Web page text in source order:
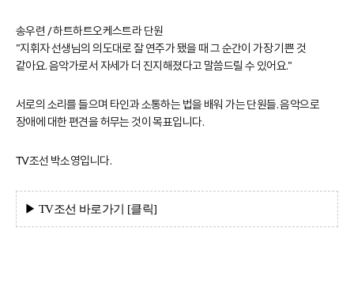
송우련 / 하트하트오케스트라 단원
"지휘자 선생님의 의도대로 잘 연주가 됐을 때 그 순간이 가장 기쁜 것
같아요. 음악가로서 자세가 더 진지해졌다고 말씀드릴 수 있어요."
서로의 소리를 들으며 타인과 소통하는 법을 배워 가는 단원들. 음악으로
장애에 대한 편견을 허무는 것이 목표입니다.
TV조선 박소영입니다.
▶ TV조선 바로가기 [클릭]